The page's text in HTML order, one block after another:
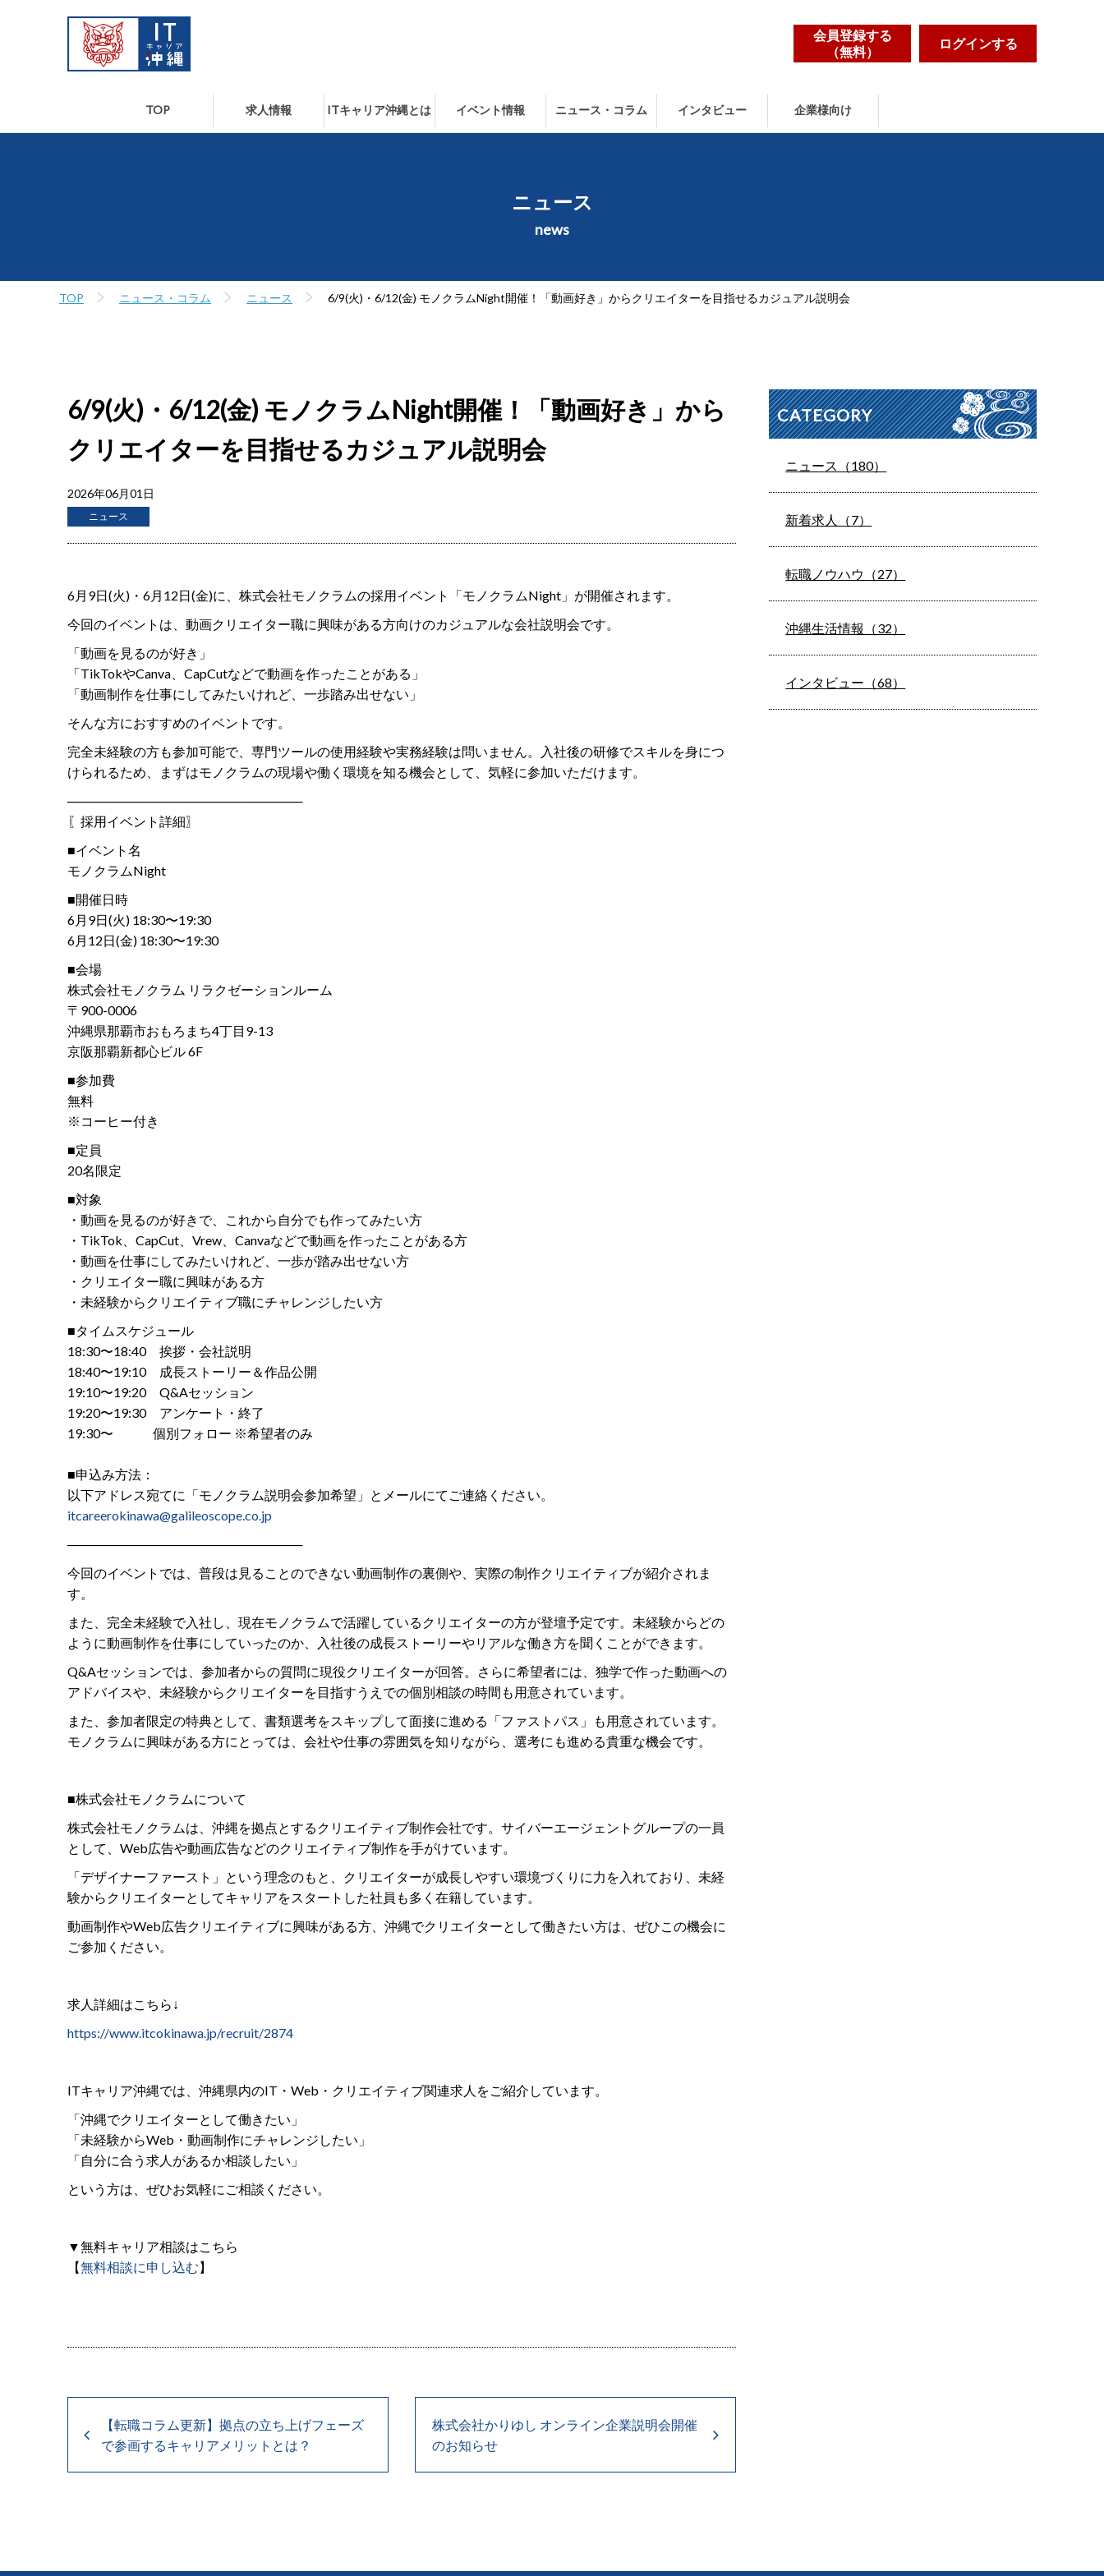
会員登録する
（無料）
ログインする
TOP 求人情報 ITキャリア沖縄とは イベント情報 ニュース・コラム インタビュー 企業様向け
ニュース
news
TOP ニュース・コラム ニュース 6/9(火)・6/12(金) モノクラムNight開催！「動画好き」からクリエイターを目指せるカジュアル説明会
6/9(火)・6/12(金) モノクラムNight開催！「動画好き」から
クリエイターを目指せるカジュアル説明会
2026年06月01日
ニュース
6月9日(火)・6月12日(金)に、株式会社モノクラムの採用イベント「モノクラムNight」が開催されます。
今回のイベントは、動画クリエイター職に興味がある方向けのカジュアルな会社説明会です。
「動画を見るのが好き」
「TikTokやCanva、CapCutなどで動画を作ったことがある」
「動画制作を仕事にしてみたいけれど、一歩踏み出せない」
そんな方におすすめのイベントです。
完全未経験の方も参加可能で、専門ツールの使用経験や実務経験は問いません。入社後の研修でスキルを身につ
けられるため、まずはモノクラムの現場や働く環境を知る機会として、気軽に参加いただけます。
──────────────────────────
〖採用イベント詳細〗
■イベント名
モノクラムNight
■開催日時
6月9日(火) 18:30〜19:30
6月12日(金) 18:30〜19:30
■会場
株式会社モノクラム リラクゼーションルーム
〒900-0006
沖縄県那覇市おもろまち4丁目9-13
京阪那覇新都心ビル 6F
■参加費
無料
※コーヒー付き
■定員
20名限定
■対象
・動画を見るのが好きで、これから自分でも作ってみたい方
・TikTok、CapCut、Vrew、Canvaなどで動画を作ったことがある方
・動画を仕事にしてみたいけれど、一歩が踏み出せない方
・クリエイター職に興味がある方
・未経験からクリエイティブ職にチャレンジしたい方
■タイムスケジュール
18:30〜18:40 挨拶・会社説明
18:40〜19:10 成長ストーリー＆作品公開
19:10〜19:20 Q&Aセッション
19:20〜19:30 アンケート・終了
19:30〜 個別フォロー ※希望者のみ
■申込み方法：
以下アドレス宛てに「モノクラム説明会参加希望」とメールにてご連絡ください。
itcareerokinawa@galileoscope.co.jp
──────────────────────────
今回のイベントでは、普段は見ることのできない動画制作の裏側や、実際の制作クリエイティブが紹介されま
す。
また、完全未経験で入社し、現在モノクラムで活躍しているクリエイターの方が登壇予定です。未経験からどの
ように動画制作を仕事にしていったのか、入社後の成長ストーリーやリアルな働き方を聞くことができます。
Q&Aセッションでは、参加者からの質問に現役クリエイターが回答。さらに希望者には、独学で作った動画への
アドバイスや、未経験からクリエイターを目指すうえでの個別相談の時間も用意されています。
また、参加者限定の特典として、書類選考をスキップして面接に進める「ファストパス」も用意されています。
モノクラムに興味がある方にとっては、会社や仕事の雰囲気を知りながら、選考にも進める貴重な機会です。
■株式会社モノクラムについて
株式会社モノクラムは、沖縄を拠点とするクリエイティブ制作会社です。サイバーエージェントグループの一員
として、Web広告や動画広告などのクリエイティブ制作を手がけています。
「デザイナーファースト」という理念のもと、クリエイターが成長しやすい環境づくりに力を入れており、未経
験からクリエイターとしてキャリアをスタートした社員も多く在籍しています。
動画制作やWeb広告クリエイティブに興味がある方、沖縄でクリエイターとして働きたい方は、ぜひこの機会に
ご参加ください。
求人詳細はこちら↓
https://www.itcokinawa.jp/recruit/2874
ITキャリア沖縄では、沖縄県内のIT・Web・クリエイティブ関連求人をご紹介しています。
「沖縄でクリエイターとして働きたい」
「未経験からWeb・動画制作にチャレンジしたい」
「自分に合う求人があるか相談したい」
という方は、ぜひお気軽にご相談ください。
▼無料キャリア相談はこちら
【無料相談に申し込む】
【転職コラム更新】拠点の立ち上げフェーズ
で参画するキャリアメリットとは？
株式会社かりゆし オンライン企業説明会開催
のお知らせ
CATEGORY
ニュース（180）
新着求人（7）
転職ノウハウ（27）
沖縄生活情報（32）
インタビュー（68）